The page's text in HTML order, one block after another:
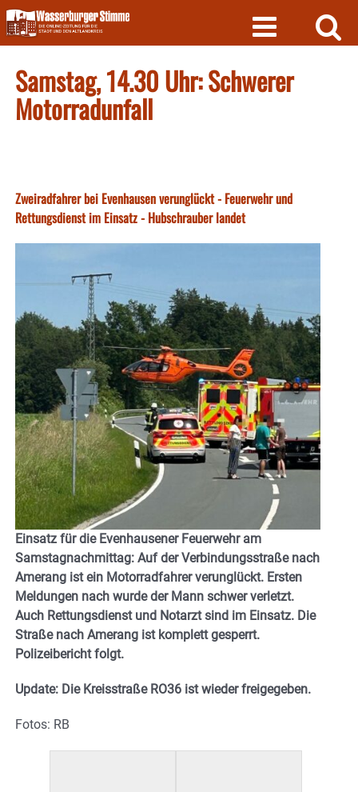
Skip
to
content
Samstag, 14.30 Uhr: Schwerer
Motorradunfall
Zweiradfahrer bei Evenhausen verunglückt - Feuerwehr und
Rettungsdienst im Einsatz - Hubschrauber landet
Einsatz für die Evenhausener Feuerwehr am
Samstagnachmittag: Auf der Verbindungsstraße nach
Amerang ist ein Motorradfahrer verunglückt. Ersten
Meldungen nach wurde der Mann schwer verletzt.
Auch Rettungsdienst und Notarzt sind im Einsatz. Die
Straße nach Amerang ist komplett gesperrt.
Polizeibericht folgt.
Update: Die Kreisstraße RO36 ist wieder freigegeben.
Fotos: RB